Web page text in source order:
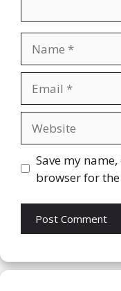
Save my
browser for